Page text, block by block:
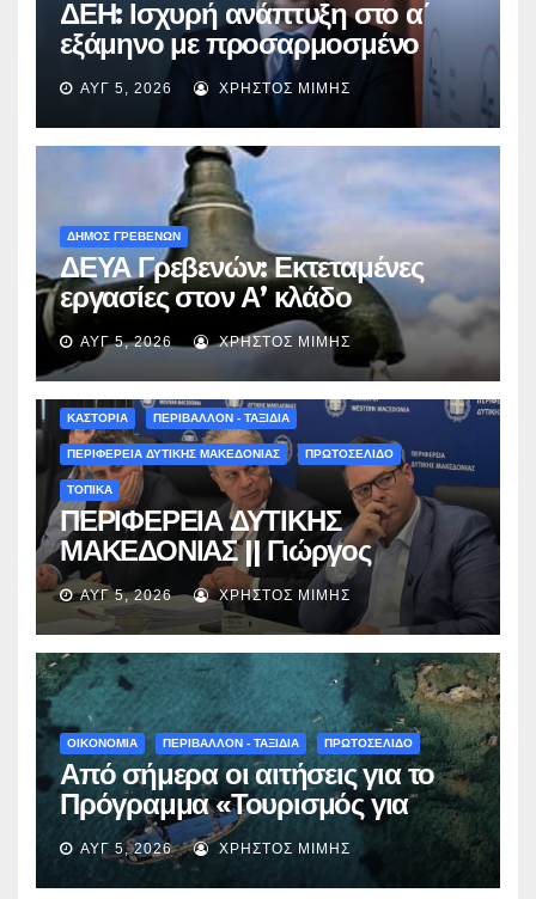
ΔΕΗ: Ισχυρή ανάπτυξη στο α΄
εξάμηνο με προσαρμοσμένο
EBITDA στα €1,2 δισ.
ΑΥΓ 5, 2026 ΧΡΉΣΤΟΣ ΜΊΜΗΣ
ΔΗΜΟΣ ΓΡΕΒΕΝΩΝ
ΔΕΥΑ Γρεβενών: Εκτεταμένες
εργασίες στον Α’ κλάδο
ύδρευσης – Ποιες περιοχές
επηρεάζονται την Πέμπτη
ΑΥΓ 5, 2026 ΧΡΉΣΤΟΣ ΜΊΜΗΣ
ΚΑΣΤΟΡΙΑ ΠΕΡΙΒΑΛΛΟΝ - ΤΑΞΙΔΙΑ
ΠΕΡΙΦΕΡΕΙΑ ΔΥΤΙΚΗΣ ΜΑΚΕΔΟΝΙΑΣ ΠΡΩΤΟΣΕΛΙΔΟ
ΤΟΠΙΚΑ
ΠΕΡΙΦΕΡΕΙΑ ΔΥΤΙΚΗΣ
ΜΑΚΕΔΟΝΙΑΣ || Γιώργος
Αμανατίδης για Φράγμα
Νεστορίου: «Η δέσμευσή μας
γίνεται πράξη με εξασφαλισμένη
χρηματοδότηση»
ΑΥΓ 5, 2026 ΧΡΉΣΤΟΣ ΜΊΜΗΣ
ΟΙΚΟΝΟΜΙΑ ΠΕΡΙΒΑΛΛΟΝ - ΤΑΞΙΔΙΑ ΠΡΩΤΟΣΕΛΙΔΟ
Από σήμερα οι αιτήσεις για το
Πρόγραμμα «Τουρισμός για
Όλους 2026-2027» – Πότε λήγει
η προσθεσμία
ΑΥΓ 5, 2026 ΧΡΉΣΤΟΣ ΜΊΜΗΣ